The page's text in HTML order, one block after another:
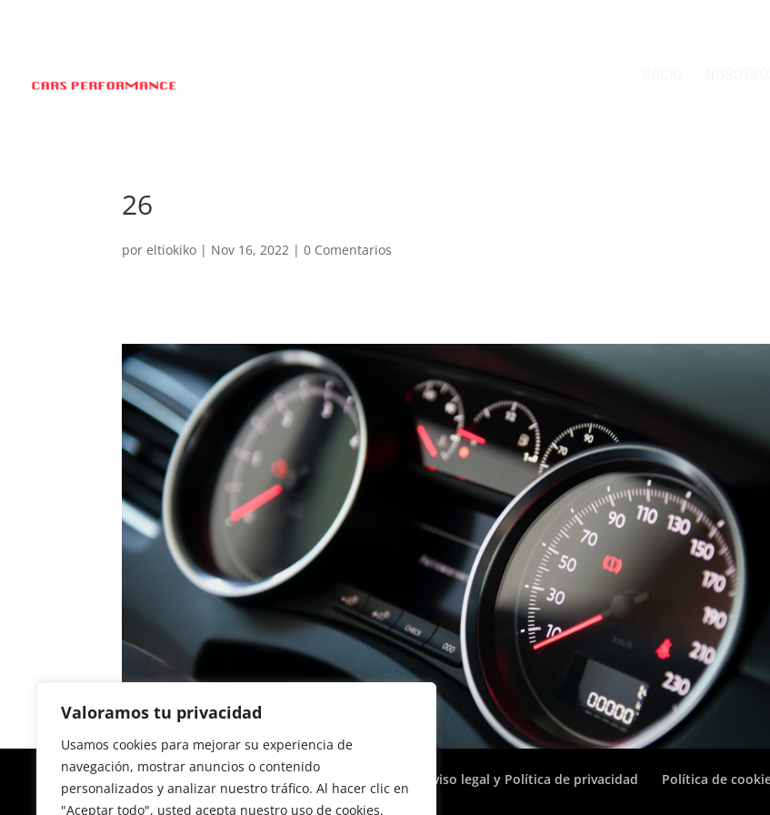
Valoramos tu privacidad
Usamos cookies para mejorar su experiencia de
navegación, mostrar anuncios o contenido
personalizados y analizar nuestro tráfico. Al hacer clic en
"Aceptar todo", usted acepta nuestro uso de cookies.
26
poreltiokiko | Nov 16, 2022 |0 Comentarios
Aviso legal y Política de privacidad Política de